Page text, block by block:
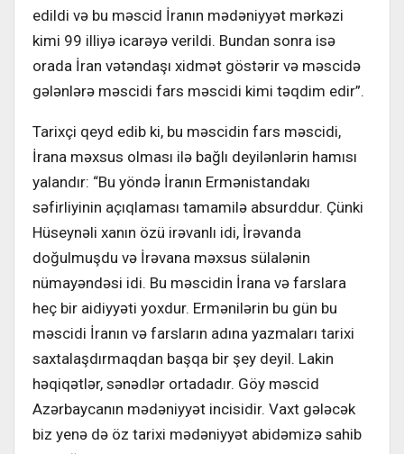
edildi və bu məscid İranın mədəniyyət mərkəzi
kimi 99 illiyə icarəyə verildi. Bundan sonra isə
orada İran vətəndaşı xidmət göstərir və məscidə
gələnlərə məscidi fars məscidi kimi təqdim edir”.
Tarixçi qeyd edib ki, bu məscidin fars məscidi,
İrana məxsus olması ilə bağlı deyilənlərin hamısı
yalandır: “Bu yöndə İranın Ermənistandakı
səfirliyinin açıqlaması tamamilə absurddur. Çünki
Hüseynəli xanın özü irəvanlı idi, İrəvanda
doğulmuşdu və İrəvana məxsus sülalənin
nümayəndəsi idi. Bu məscidin İrana və farslara
heç bir aidiyyəti yoxdur. Ermənilərin bu gün bu
məscidi İranın və farsların adına yazmaları tarixi
saxtalaşdırmaqdan başqa bir şey deyil. Lakin
həqiqətlər, sənədlər ortadadır. Göy məscid
Azərbaycanın mədəniyyət incisidir. Vaxt gələcək
biz yenə də öz tarixi mədəniyyət abidəmizə sahib